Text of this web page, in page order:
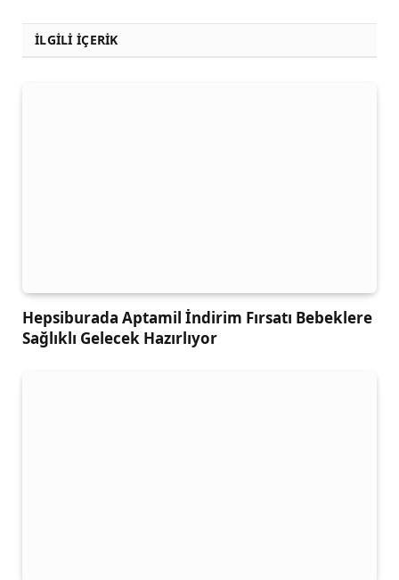
İLGİLİ İÇERİK
Hepsiburada Aptamil İndirim Fırsatı Bebeklere
Sağlıklı Gelecek Hazırlıyor